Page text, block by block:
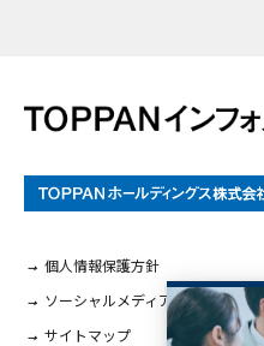
個人情報保護方針
ソーシャルメディアに関するご案
サイトマップ